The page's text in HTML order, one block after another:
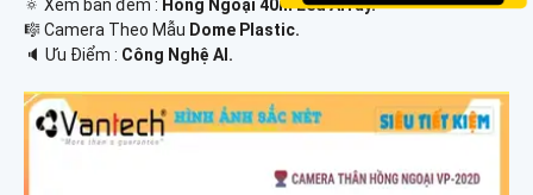
🔅 Xem ban đêm : Hồng Ngoại 40m Led Array.
🎼️ Camera Theo Mẫu Dome Plastic.
️🔈 Ưu Điểm : Công Nghệ AI.